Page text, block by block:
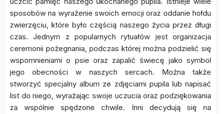
sposobów na wyrażenie swoich emocji oraz oddanie hołdu
zwierzęciu, które było częścią naszego życia przez długi
czas. Jednym z popularnych rytuałów jest organizacja
ceremonii pożegnania, podczas której można podzielić się
wspomnieniami o psie oraz zapalić świecę jako symbol
jego obecności w naszych sercach. Można także
stworzyć specjalny album ze zdjęciami pupila lub napisać
list do niego, wyrażając swoje uczucia oraz podziękowania
za wspólnie spędzone chwile. Inni decydują się na